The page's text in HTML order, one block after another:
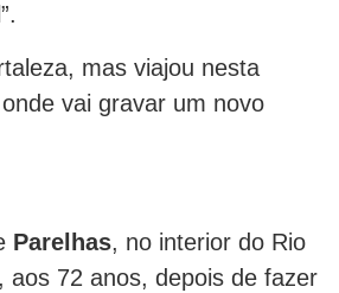
mas viajou nesta
vai gravar um novo
Parelhas, no interior do Rio
72 anos, depois de fazer